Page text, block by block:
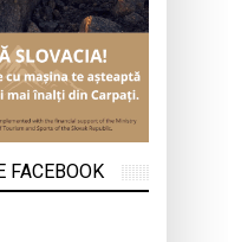
FACEBOOK